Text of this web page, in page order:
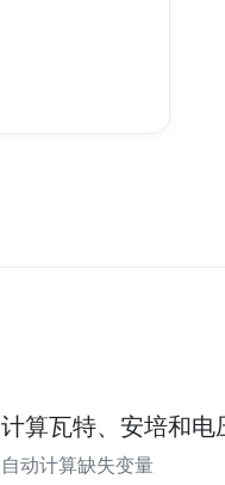
计算瓦特、安培和电
自动计算缺失变量